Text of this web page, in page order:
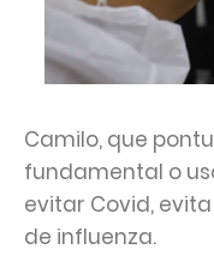
Camilo, que
fundamental o
evitar Covid,
de influenza.